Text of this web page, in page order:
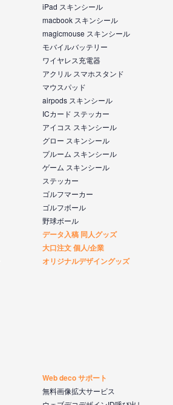
iPad スキンシール
macbook スキンシール
magicmouse スキンシール
モバイルバッテリー
ワイヤレス充電器
アクリル スマホスタンド
マウスパッド
airpods スキンシール
ICカード ステッカー
アイコス スキンシール
グロー スキンシール
プルーム スキンシール
ゲーム スキンシール
ステッカー
ゴルフマーカー
ゴルフボール
野球ボール
データ入稿 同人グッズ
大口注文 個人/企業
オリジナルデザイングッズ
Web deco サポート
無料画像拡大サービス